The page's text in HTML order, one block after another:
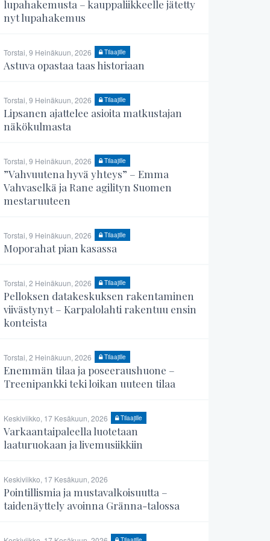
lupahakemusta – kauppaliikkeelle jätetty
nyt lupahakemus
Torstai, 9 Heinäkuun, 2026 Tilaajille
Astuva opastaa taas historiaan
Torstai, 9 Heinäkuun, 2026 Tilaajille
Lipsanen ajattelee asioita matkustajan
näkökulmasta
Torstai, 9 Heinäkuun, 2026 Tilaajille
”Vahvuutena hyvä yhteys” – Emma
Vahvaselkä ja Rane agilityn Suomen
mestaruuteen
Torstai, 9 Heinäkuun, 2026 Tilaajille
Moporahat pian kasassa
Torstai, 2 Heinäkuun, 2026 Tilaajille
Pelloksen datakeskuksen rakentaminen
viivästynyt – Karpalolahti rakentuu ensin
konteista
Torstai, 2 Heinäkuun, 2026 Tilaajille
Enemmän tilaa ja poseeraushuone –
Treenipankki teki loikan uuteen tilaa
Keskiviikko, 17 Kesäkuun, 2026 Tilaajille
Varkaantaipaleella luotetaan
laaturuokaan ja livemusiikkiin
Keskiviikko, 17 Kesäkuun, 2026
Pointillismia ja mustavalkoisuutta –
taidenäyttely avoinna Gränna-talossa